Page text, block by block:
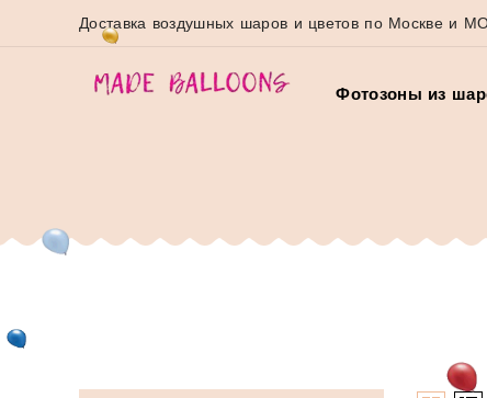
Доставка воздушных шаров и цветов по Москве и
Фотозоны из